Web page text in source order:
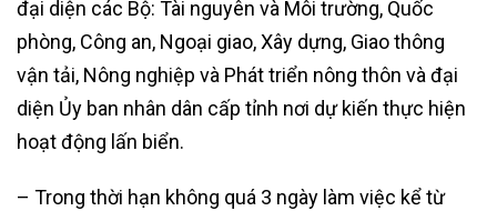
đại diện các Bộ: Tài nguyên và Môi trường, Quốc
phòng, Công an, Ngoại giao, Xây dựng, Giao thông
vận tải, Nông nghiệp và Phát triển nông thôn và đại
diện Ủy ban nhân dân cấp tỉnh nơi dự kiến thực hiện
hoạt động lấn biển.
– Trong thời hạn không quá 3 ngày làm việc kể từ